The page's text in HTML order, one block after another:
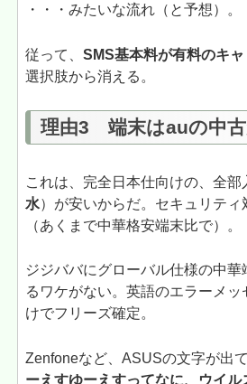
・・・みたいな流れ（と予想）。
従って、SMS基本料が有料のキ
選択肢から消える。
理由3 端末はauの中古
これは、完全日本仕向けの、全部
水）が安いからだ。セキュリティ
（あくまで中華格安端末比で）。
ジジババにグローバル仕様の中
るワケがない。英語のエラーメ
けでフリーズ確定。
Zenfoneなど、ASUSの文字が出
ーえすゆーえすってなに、ウイル